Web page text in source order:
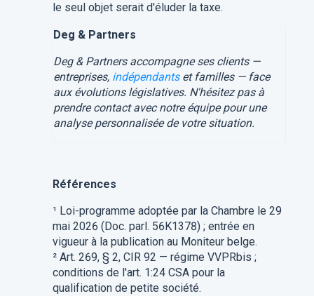
le seul objet serait d'éluder la taxe.
Deg & Partners
Deg & Partners accompagne ses clients —
entreprises, indépendantset familles — face
aux évolutions législatives. N'hésitez pas à
prendre contact avec notre équipe pour une
analyse personnalisée de votre situation.
Références
¹ Loi-programme adoptée par la Chambre le 29
mai 2026 (Doc. parl. 56K1378) ; entrée en
vigueur à la publication au Moniteur belge.
² Art. 269, § 2, CIR 92 — régime VVPRbis ;
conditions de l'art. 1:24 CSA pour la
qualification de petite société.